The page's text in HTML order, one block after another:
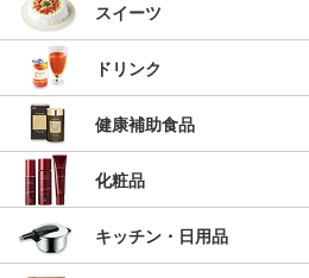
スイーツ
ドリンク
健康補助食品
化粧品
キッチン・日用品